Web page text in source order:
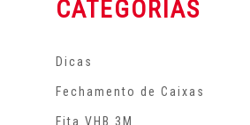
CATEGORIAS
Dicas
Fechamento de Caixas
Fita VHB 3M